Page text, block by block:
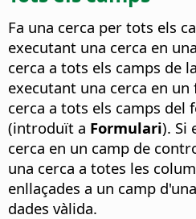
Fa una cerca per tots els
executant una cerca en
cerca a tots els camps de
executant una cerca en
cerca a tots els camps del
(introduït a Formulari). Si
cerca en un camp de
una cerca a totes les
enllaçades a un camp
dades vàlida.